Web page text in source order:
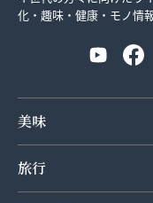
化・趣味・健康・モノ情
美味
旅行